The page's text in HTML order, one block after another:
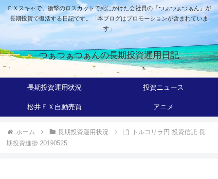
ＦＸスキャで、衝撃のロスカットで死にかけた会社員の「つぁつぁつぁん」が
長期投資で復活する日記です。「本ブログはプロモーションが含まれていま
す」
つぁつぁつぁんの長期投資運用日記
長期投資運用状況 投資ニュース
松井ＦＸ自動売買 アニメ
ホーム 長期投資運用状況
トルコリラ円 投資信託 長
期投資進捗 20190525